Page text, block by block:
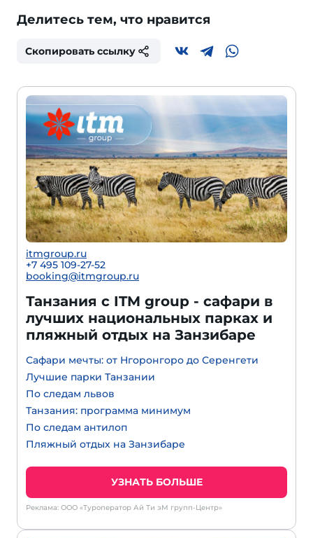
Делитесь тем, что нравится
Скопировать ссылку
itmgroup.ru
+7 495 109-27-52
booking@itmgroup.ru
Танзания с ITM group - сафари в
лучших национальных парках и
пляжный отдых на Занзибаре
Сафари мечты: от Нгоронгоро до Серенгети
Лучшие парки Танзании
По следам львов
Танзания: программа минимум
По следам антилоп
Пляжный отдых на Занзибаре
УЗНАТЬ БОЛЬШЕ
Реклама: ООО «Туроператор Ай Ти эМ групп-Центр»